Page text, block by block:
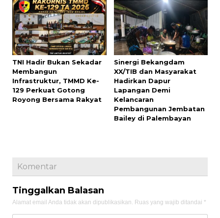
TNI Hadir Bukan Sekadar
Membangun
Infrastruktur, TMMD Ke-
129 Perkuat Gotong
Royong Bersama Rakyat
Sinergi Bekangdam
XX/TIB dan Masyarakat
Hadirkan Dapur
Lapangan Demi
Kelancaran
Pembangunan Jembatan
Bailey di Palembayan
Komentar
Tinggalkan Balasan
Alamat email Anda tidak akan dipublikasikan. Ruas yang wajib ditandai *